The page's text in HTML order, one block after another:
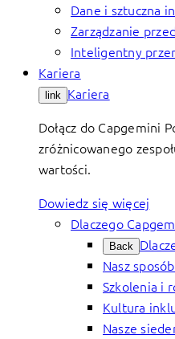
Dane i sztuczna
Zarządzanie
Inteligentny
Kariera
link Kariera
Dołącz do Capgemini
zróżnicowanego
wartości.
Dowiedz się więcej
Dlaczego
Back
Nasz
Szkolenia i
Kultura
Nasze